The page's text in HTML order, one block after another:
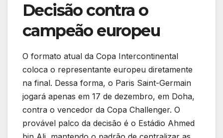
Decisão contra o
campeão europeu
O formato atual da Copa Intercontinental
coloca o representante europeu diretamente
na final. Dessa forma, o Paris Saint-Germain
jogará apenas em 17 de dezembro, em Doha,
contra o vencedor da Copa Challenger. O
provável palco da decisão é o Estádio Ahmed